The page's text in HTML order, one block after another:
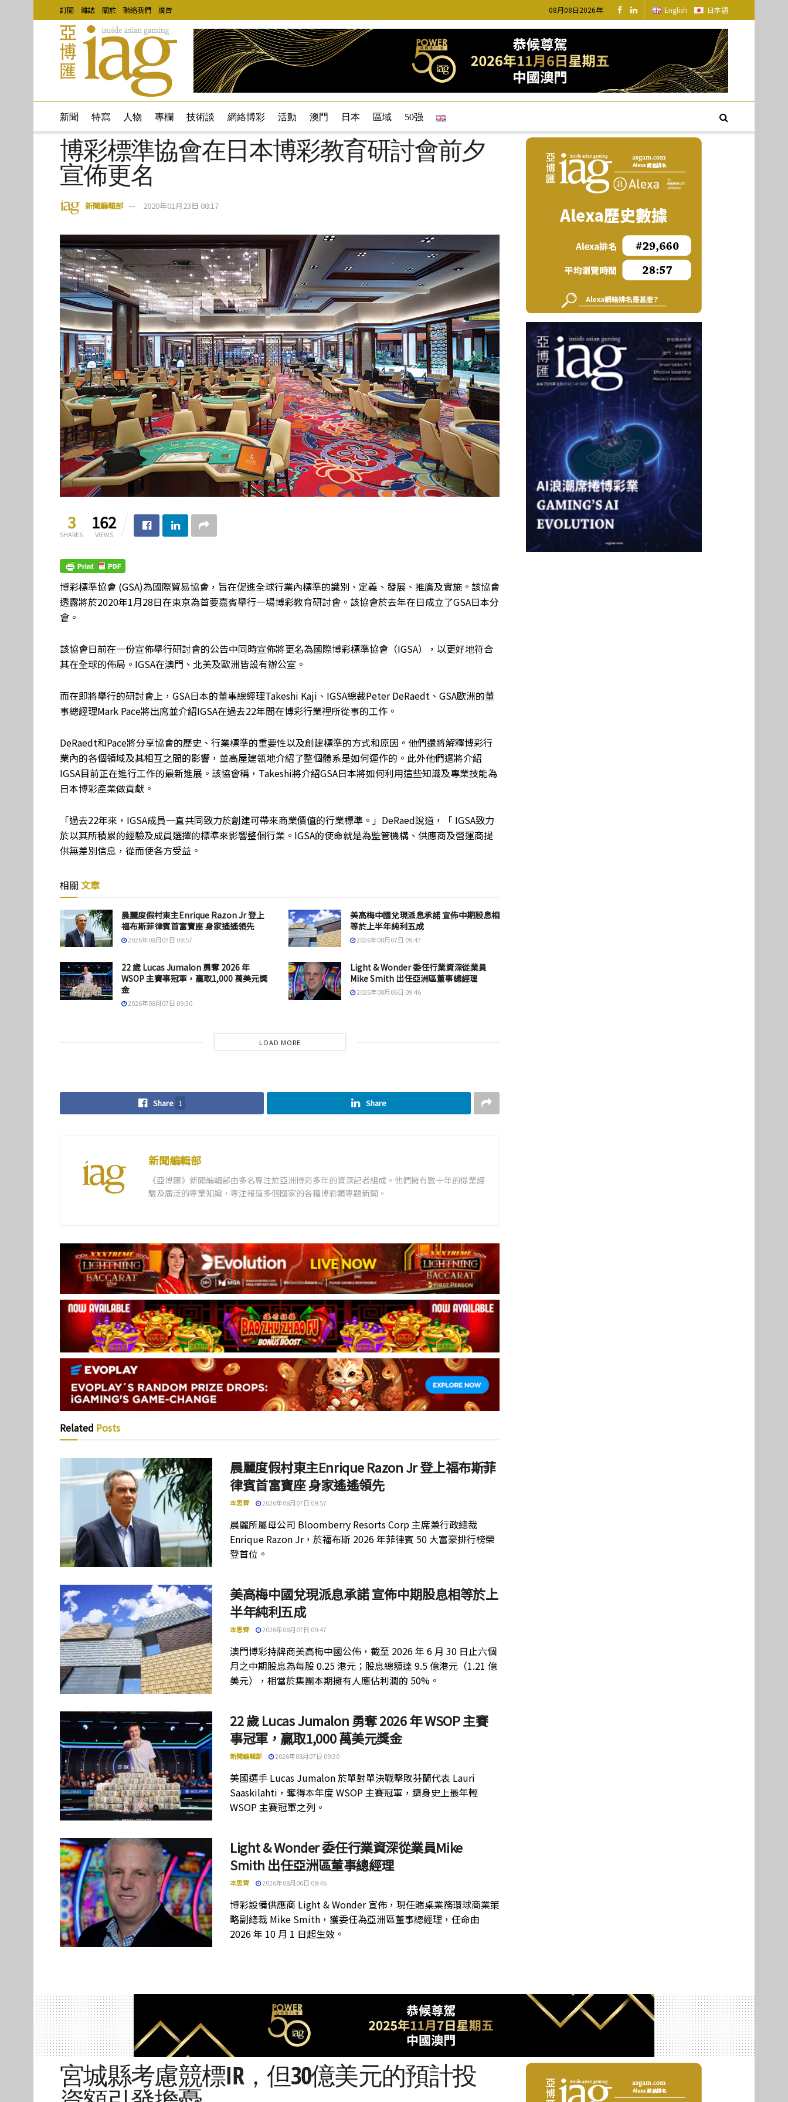
訂閱 雜誌 關於 聯絡我們 廣告 08月08日2026年 English 日本語
新聞 特寫 人物 專欄 技術談 網絡博彩 活動 澳門 日本 區域 50强
博彩標準協會在日本博彩教育研討會前夕
宣佈更名
新聞編輯部 2020年01月23日 08:17
3
SHARES
162
VIEWS
博彩標準協會 (GSA)為國際貿易協會，旨在促進全球行業內標準的識別、定義、發展、推廣及實施。該協會
透露將於2020年1月28日在東京為首要嘉賓舉行一場博彩教育研討會。該協會於去年在日成立了GSA日本分
會。
該協會日前在一份宣佈舉行研討會的公告中同時宣佈將更名為國際博彩標準協會（IGSA），以更好地符合
其在全球的佈局。IGSA在澳門、北美及歐洲皆設有辦公室。
而在即將舉行的研討會上，GSA日本的董事總經理Takeshi Kaji、IGSA總裁Peter DeRaedt、GSA歐洲的董
事總經理Mark Pace將出席並介紹IGSA在過去22年間在博彩行業裡所從事的工作。
DeRaedt和Pace將分享協會的歷史、行業標準的重要性以及創建標準的方式和原因。他們還將解釋博彩行
業內的各個領域及其相互之間的影響，並高屋建瓴地介紹了整個體系是如何運作的。此外他們還將介紹
IGSA目前正在進行工作的最新進展。該協會稱，Takeshi將介紹GSA日本將如何利用這些知識及專業技能為
日本博彩產業做貢獻。
「過去22年來，IGSA成員一直共同致力於創建可帶來商業價值的行業標準。」DeRaed說道，「 IGSA致力
於以其所積累的經驗及成員選擇的標準來影響整個行業。IGSA的使命就是為監管機構、供應商及營運商提
供無差別信息，從而使各方受益。
相關 文章
晨麗度假村東主Enrique Razon Jr 登上
福布斯菲律賓首富寶座 身家遙遙領先
2026年08月07日 09:57
美高梅中國兌現派息承諾 宣佈中期股息相
等於上半年純利五成
2026年08月07日 09:47
22 歲 Lucas Jumalon 勇奪 2026 年
WSOP 主賽事冠軍，贏取1,000 萬美元獎
金
2026年08月07日 09:30
Light & Wonder 委任行業資深從業員
Mike Smith 出任亞洲區董事總經理
2026年08月06日 09:46
LOAD MORE
Share 1 Share
新聞編輯部
《亞博匯》新聞編輯部由多名專注於亞洲博彩多年的資深記者組成。他們擁有數十年的從業經
驗及廣泛的專業知識，專注報道多個國家的各種博彩類專題新聞。
Related Posts
晨麗度假村東主Enrique Razon Jr 登上福布斯菲
律賓首富寶座 身家遙遙領先
本思齊 2026年08月07日 09:57
晨麗所屬母公司 Bloomberry Resorts Corp 主席兼行政總裁
Enrique Razon Jr，於福布斯 2026 年菲律賓 50 大富豪排行榜榮
登首位。
美高梅中國兌現派息承諾 宣佈中期股息相等於上
半年純利五成
本思齊 2026年08月07日 09:47
澳門博彩持牌商美高梅中國公佈，截至 2026 年 6 月 30 日止六個
月之中期股息為每股 0.25 港元；股息總額達 9.5 億港元（1.21 億
美元），相當於集團本期擁有人應佔利潤的 50%。
22 歲 Lucas Jumalon 勇奪 2026 年 WSOP 主賽
事冠軍，贏取1,000 萬美元獎金
新聞編輯部 2026年08月07日 09:30
美國選手 Lucas Jumalon 於單對單決戰擊敗芬蘭代表 Lauri
Saaskilahti，奪得本年度 WSOP 主賽冠軍，躋身史上最年輕
WSOP 主賽冠軍之列。
Light & Wonder 委任行業資深從業員Mike
Smith 出任亞洲區董事總經理
本思齊 2026年08月06日 09:46
博彩設備供應商 Light & Wonder 宣佈，現任賭桌業務環球商業策
略副總裁 Mike Smith，獲委任為亞洲區董事總經理，任命由
2026 年 10 月 1 日起生效。
宮城縣考慮競標IR，但30億美元的預計投